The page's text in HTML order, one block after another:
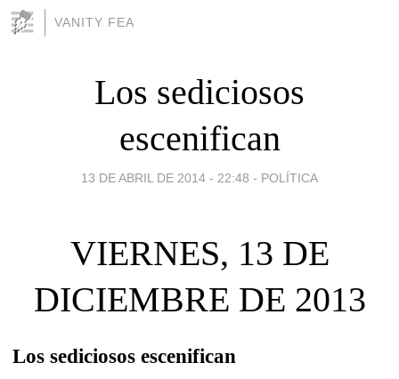
VANITY FEA
Los sediciosos
escenifican
13 DE ABRIL DE 2014 - 22:48 - POLÍTICA
VIERNES, 13 DE
DICIEMBRE DE 2013
Los sediciosos escenifican